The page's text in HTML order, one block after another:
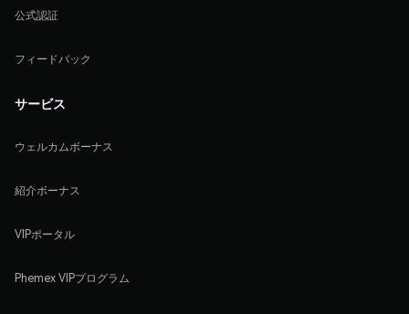
公式認証
フィードバック
サービス
ウェルカムボーナス
紹介ボーナス
VIPポータル
Phemex VIPプログラム